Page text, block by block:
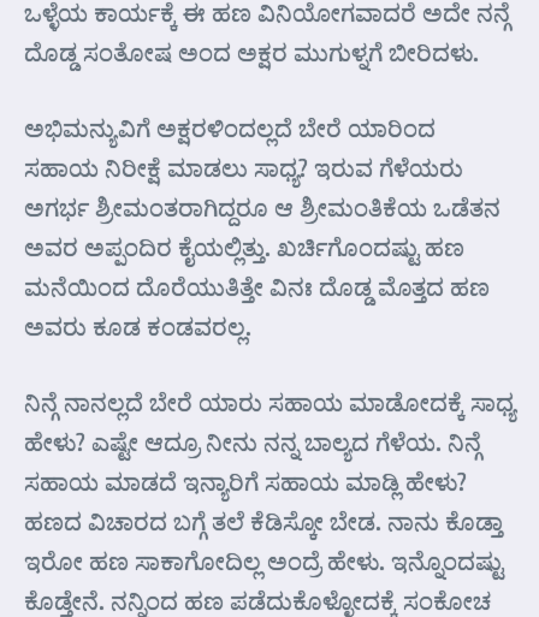
ಒಳ್ಳೆಯ ಕಾರ್ಯಕ್ಕೆ ಈ ಹಣ ವಿನಿಯೋಗವಾದರೆ ಅದೇ ನನ್ಗೆ
ದೊಡ್ಡ ಸಂತೋಷ ಅಂದ ಅಕ್ಷರ ಮುಗುಳ್ನಗೆ ಬೀರಿದಳು.
ಅಭಿಮನ್ಯುವಿಗೆ ಅಕ್ಷರಳಿಂದಲ್ಲದೆ ಬೇರೆ ಯಾರಿಂದ
ಸಹಾಯ ನಿರೀಕ್ಷೆ ಮಾಡಲು ಸಾಧ್ಯ? ಇರುವ ಗೆಳೆಯರು
ಅಗರ್ಭ ಶ್ರೀಮಂತರಾಗಿದ್ದರೂ ಆ ಶ್ರೀಮಂತಿಕೆಯ ಒಡೆತನ
ಅವರ ಅಪ್ಪಂದಿರ ಕೈಯಲ್ಲಿತ್ತು. ಖರ್ಚಿಗೊಂದಷ್ಟು ಹಣ
ಮನೆಯಿಂದ ದೊರೆಯುತಿತ್ತೇ ವಿನಃ ದೊಡ್ಡ ಮೊತ್ತದ ಹಣ
ಅವರು ಕೂಡ ಕಂಡವರಲ್ಲ.
ನಿನ್ಗೆ ನಾನಲ್ಲದೆ ಬೇರೆ ಯಾರು ಸಹಾಯ ಮಾಡೋದಕ್ಕೆ ಸಾಧ್ಯ
ಹೇಳು? ಎಷ್ಟೇ ಆದ್ರೂ ನೀನು ನನ್ನ ಬಾಲ್ಯದ ಗೆಳೆಯ. ನಿನ್ಗೆ
ಸಹಾಯ ಮಾಡದೆ ಇನ್ಯಾರಿಗೆ ಸಹಾಯ ಮಾಡ್ಲಿ ಹೇಳು?
ಹಣದ ವಿಚಾರದ ಬಗ್ಗೆ ತಲೆ ಕೆಡಿಸ್ಕೋ ಬೇಡ. ನಾನು ಕೊಡ್ತಾ
ಇರೋ ಹಣ ಸಾಕಾಗೋದಿಲ್ಲ ಅಂದ್ರೆ ಹೇಳು. ಇನ್ನೊಂದಷ್ಟು
ಕೊಡ್ತೇನೆ. ನನ್ನಿಂದ ಹಣ ಪಡೆದುಕೊಳ್ಳೋದಕ್ಕೆ ಸಂಕೋಚ